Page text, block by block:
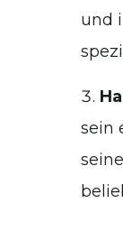
und
sein